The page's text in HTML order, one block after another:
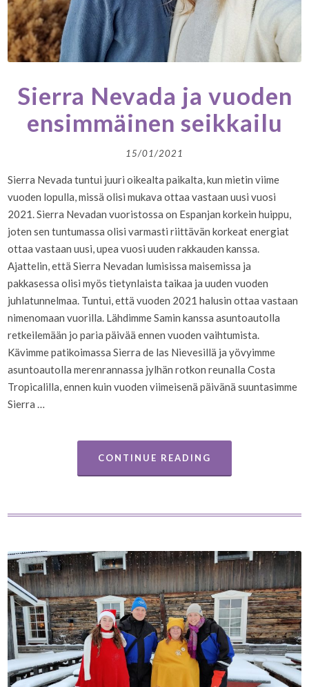
Sierra Nevada ja vuoden
ensimmäinen seikkailu
15/01/2021
Sierra Nevada tuntui juuri oikealta paikalta, kun mietin viime
vuoden lopulla, missä olisi mukava ottaa vastaan uusi vuosi
2021. Sierra Nevadan vuoristossa on Espanjan korkein huippu,
joten sen tuntumassa olisi varmasti riittävän korkeat energiat
ottaa vastaan uusi, upea vuosi uuden rakkauden kanssa.
Ajattelin, että Sierra Nevadan lumisissa maisemissa ja
pakkasessa olisi myös tietynlaista taikaa ja uuden vuoden
juhlatunnelmaa. Tuntui, että vuoden 2021 halusin ottaa vastaan
nimenomaan vuorilla. Lähdimme Samin kanssa asuntoautolla
retkeilemään jo paria päivää ennen vuoden vaihtumista.
Kävimme patikoimassa Sierra de las Nievesillä ja yövyimme
asuntoautolla merenrannassa jylhän rotkon reunalla Costa
Tropicalilla, ennen kuin vuoden viimeisenä päivänä suuntasimme
Sierra …
CONTINUE READING